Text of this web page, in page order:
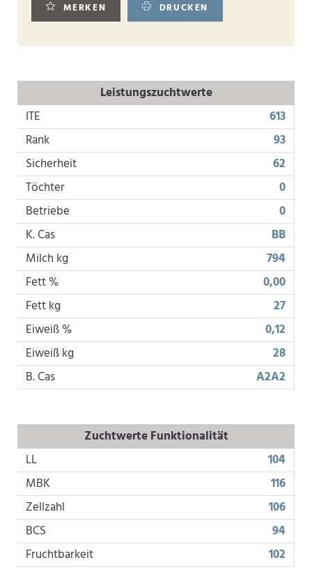
MERKEN DRUCKEN
Leistungszuchtwerte
ITE
613
Rank
93
Sicherheit
62
Töchter
0
Betriebe
0
K. Cas
BB
Milch kg
794
Fett %
0,00
Fett kg
27
Eiweiß %
0,12
Eiweiß kg
28
B. Cas
A2A2
Zuchtwerte Funktionalität
LL
104
MBK
116
Zellzahl
106
BCS
94
Fruchtbarkeit
102